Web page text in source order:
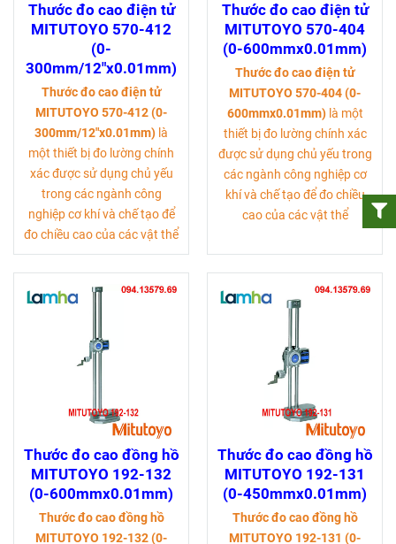
Thước đo cao điện tử
MITUTOYO 570-412
(0-
300mm/12"x0.01mm)
Thước đo cao điện tử
MITUTOYO 570-412 (0-
300mm/12"x0.01mm) là
một thiết bị đo lường chính
xác được sử dụng chủ yếu
trong các ngành công
nghiệp cơ khí và chế tạo để
đo chiều cao của các vật thể
Thước đo cao điện tử
MITUTOYO 570-404
(0-600mmx0.01mm)
Thước đo cao điện tử
MITUTOYO 570-404 (0-
600mmx0.01mm)là một
thiết bị đo lường chính xác
được sử dụng chủ yếu trong
các ngành công nghiệp cơ
khí và chế tạo để đo chiều
cao của các vật thể
Thước đo cao đồng hồ
MITUTOYO 192-132
(0-600mmx0.01mm)
Thước đo cao đồng hồ
MITUTOYO 192-132 (0-
Thước đo cao đồng hồ
MITUTOYO 192-131
(0-450mmx0.01mm)
Thước đo cao đồng hồ
MITUTOYO 192-131 (0-